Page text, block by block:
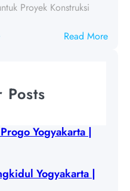
l
B
Proyek Konstruksi
Read More:
Posts
Yogyakarta |
Yogyakarta |